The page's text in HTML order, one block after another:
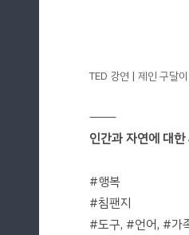
TED 강연 | 제인 구달
―――
인간과 자연에 대
#행복
#침팬지
#도구, #언어, #가